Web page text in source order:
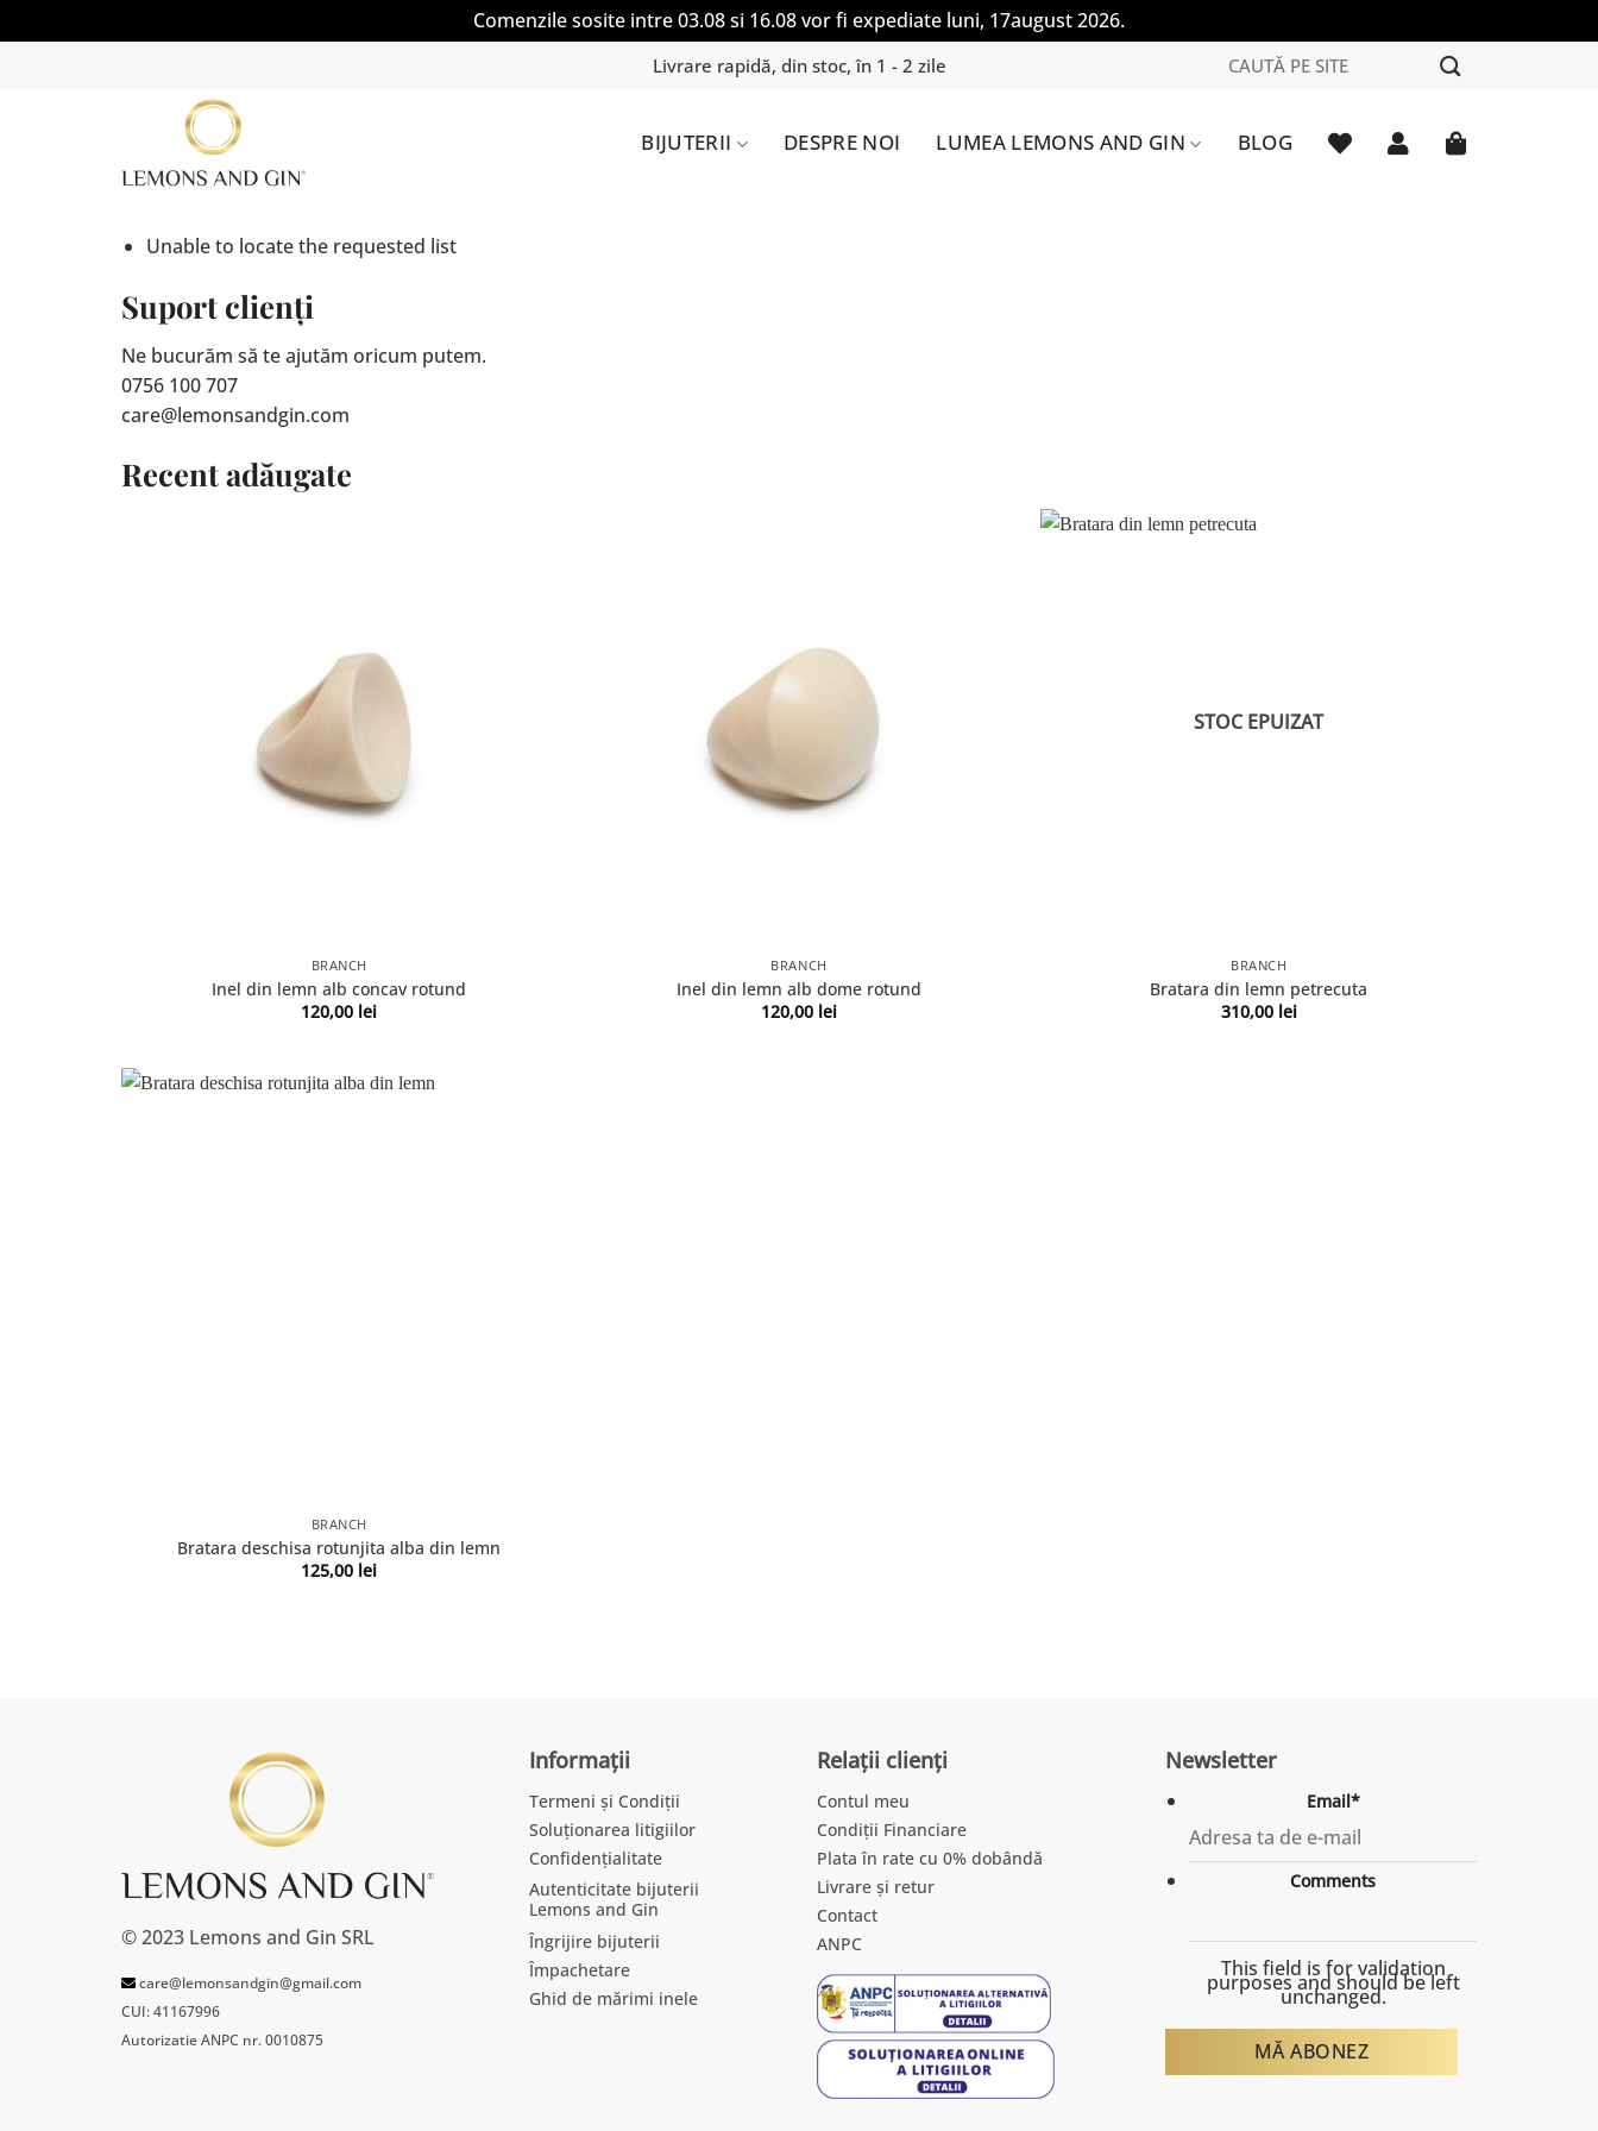
Comenzile sosite intre 03.08 si 16.08 vor fi expediate luni, 17august 2026.
Livrare rapidă, din stoc, în 1 - 2 zile
Caută
după:
BIJUTERII DESPRE NOI LUMEA LEMONS AND GIN BLOG
Unable to locate the requested list
Suport clienți
Ne bucurăm să te ajutăm oricum putem.
0756 100 707
care@lemonsandgin.com
Recent adăugate
BRANCH
Inel din lemn alb concav rotund
120,00 lei
BRANCH
Inel din lemn alb dome rotund
120,00 lei
STOC EPUIZAT
BRANCH
Bratara din lemn petrecuta
310,00 lei
BRANCH
Bratara deschisa rotunjita alba din lemn
125,00 lei
© 2023 Lemons and Gin SRL
care@lemonsandgin@gmail.com
CUI: 41167996
Autorizatie ANPC nr. 0010875
Informații
Termeni și Condiții
Soluționarea litigiilor
Confidențialitate
Autenticitate bijuterii
Lemons and Gin
Îngrijire bijuterii
Împachetare
Ghid de mărimi inele
Relații clienți
Contul meu
Condiții Financiare
Plata în rate cu 0% dobândă
Livrare și retur
Contact
ANPC
Newsletter
Email*
Comments
This field is for validation
purposes and should be left
unchanged.